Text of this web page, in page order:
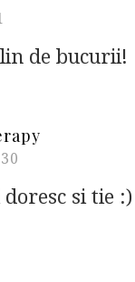
de bucurii!
si tie :)